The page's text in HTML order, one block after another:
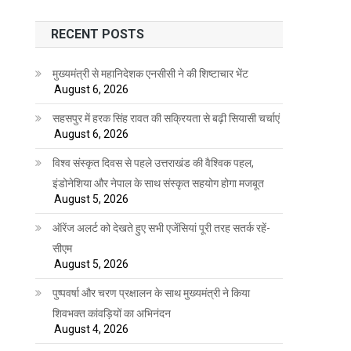
RECENT POSTS
मुख्यमंत्री से महानिदेशक एनसीसी ने की शिष्टाचार भेंट
August 6, 2026
सहसपुर में हरक सिंह रावत की सक्रियता से बढ़ी सियासी चर्चाएं
August 6, 2026
विश्व संस्कृत दिवस से पहले उत्तराखंड की वैश्विक पहल,
इंडोनेशिया और नेपाल के साथ संस्कृत सहयोग होगा मजबूत
August 5, 2026
ऑरेंज अलर्ट को देखते हुए सभी एजेंसियां पूरी तरह सतर्क रहें-
सीएम
August 5, 2026
पुष्पवर्षा और चरण प्रक्षालन के साथ मुख्यमंत्री ने किया
शिवभक्त कांवड़ियों का अभिनंदन
August 4, 2026